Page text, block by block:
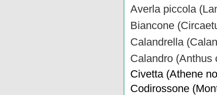
Averla piccola
Biancone
Calandrella
Calandro (Anthus
Civetta (Athene
Codirossone